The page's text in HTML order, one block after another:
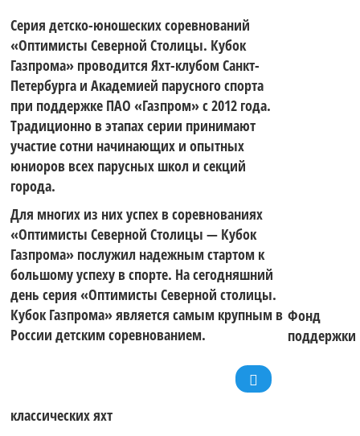
Серия детско-юношеских соревнований
«Оптимисты Северной Столицы. Кубок
Газпрома» проводится Яхт-клубом Санкт-
Петербурга и Академией парусного спорта
при поддержке ПАО «Газпром» с 2012 года.
Традиционно в этапах серии принимают
участие сотни начинающих и опытных
юниоров всех парусных школ и секций
города.
Для многих из них успех в соревнованиях
«Оптимисты Северной Столицы — Кубок
Газпрома» послужил надежным стартом к
большому успеху в спорте. На сегодняшний
день серия «Оптимисты Северной столицы.
Кубок Газпрома» является самым крупным в
России детским соревнованием.
Фонд
поддержки
классических яхт